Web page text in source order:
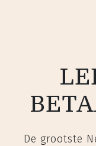
De grootste